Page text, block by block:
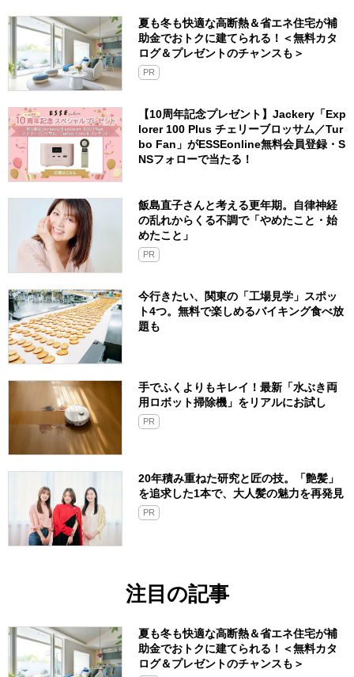
夏も冬も快適な高断熱＆省エネ住宅が補
助金でおトクに建てられる！＜無料カタ
ログ＆プレゼントのチャンスも＞
PR
【10周年記念プレゼント】Jackery「Exp
lorer 100 Plus チェリーブロッサム／Tur
bo Fan」がESSEonline無料会員登録・S
NSフォローで当たる！
飯島直子さんと考える更年期。自律神経
の乱れからくる不調で「やめたこと・始
めたこと」
PR
今行きたい、関東の「工場見学」スポッ
ト4つ。無料で楽しめるバイキング食べ放
題も
手でふくよりもキレイ！最新「水ぶき両
用ロボット掃除機」をリアルにお試し
PR
20年積み重ねた研究と匠の技。「艶髪」
を追求した1本で、大人髪の魅力を再発見
PR
注目の記事
夏も冬も快適な高断熱＆省エネ住宅が補
助金でおトクに建てられる！＜無料カタ
ログ＆プレゼントのチャンスも＞